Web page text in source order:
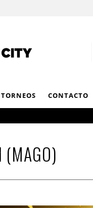
TORNEOS CONTACTO